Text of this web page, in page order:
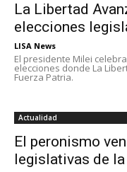
La Libertad
elecciones
LISA News
El presidente Milei
elecciones donde La
Fuerza Patria.
Actualidad
El peronismo
legislativas de